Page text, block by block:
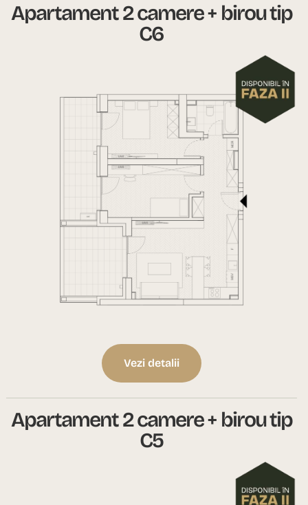
Apartament 2 camere + birou tip
C6
Vezi detalii
Apartament 2 camere + birou tip
C5